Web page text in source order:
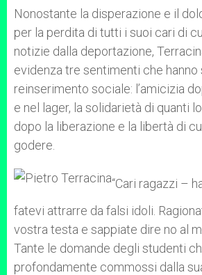
Nonostante la disperazione e il
per la perdita di tutti i suoi cari di
notizie dalla deportazione,
evidenza tre sentimenti che hanno
reinserimento sociale: l’amicizia
e nel lager, la solidarietà di quanti
dopo la liberazione e la libertà di
godere.
“Cari ragazzi –
fatevi attrarre da falsi idoli.
vostra testa e sappiate dire no al
Tante le domande degli studenti
profondamente commossi dalla